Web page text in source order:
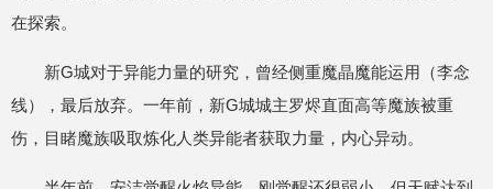
在探索。
新G城对于异能力量的研究，曾经侧重魔晶魔能运用（李念
线），最后放弃。一年前，新G城城主罗烬直面高等魔族被重
伤，目睹魔族吸取炼化人类异能者获取力量，内心异动。